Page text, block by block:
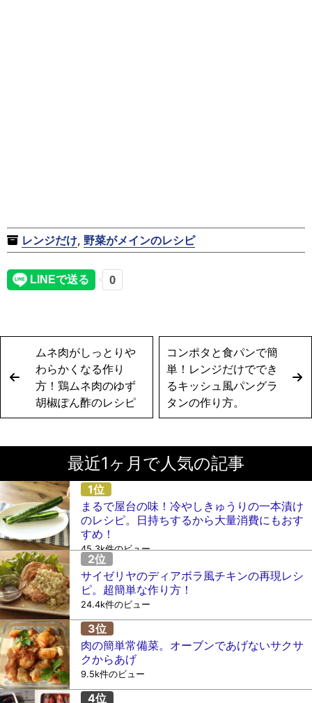
レンジだけ, 野菜がメインのレシピ
ムネ肉がしっとりや
わらかくなる作り
方！鶏ムネ肉のゆず
胡椒ぽん酢のレシピ
コンポタと食パンで簡
単！レンジだけででき
るキッシュ風パングラ
タンの作り方。
最近1ヶ月で人気の記事
まるで屋台の味！冷やしきゅうりの一本漬け
のレシピ。日持ちするから大量消費にもおす
すめ！
45.3k件のビュー
サイゼリヤのディアボラ風チキンの再現レシ
ピ。超簡単な作り方！
24.4k件のビュー
肉の簡単常備菜。オーブンであげないサクサ
クからあげ
9.5k件のビュー